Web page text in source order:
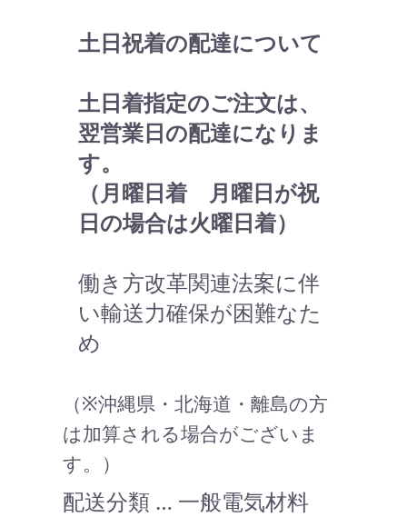
土日祝着の配達について
土日着指定のご注文は、
翌営業日の配達になりま
す。
（月曜日着 月曜日が祝
日の場合は火曜日着）
働き方改革関連法案に伴
い輸送力確保が困難なた
め
（※沖縄県・北海道・離島の方
は加算される場合がございま
す。）
配送分類 … 一般電気材料